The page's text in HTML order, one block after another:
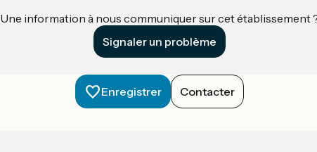
Une information à nous communiquer sur cet établissement
Signaler un problème
Enregistrer Contacter